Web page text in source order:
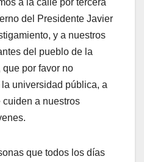
a la calle por tercera
del Presidente Javier
y a nuestros
del pueblo de la
por favor no
universidad pública, a
cuiden a nuestros
que todos los días